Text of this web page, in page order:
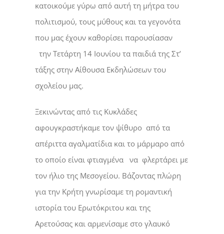
κατοικούμε γύρω από αυτή τη μήτρα του
πολιτισμού, τους μύθους και τα γεγονότα
που μας έχουν καθορίσει παρουσίασαν
την Τετάρτη 14 Ιουνίου τα παιδιά της Στ’
τάξης στην Αίθουσα Εκδηλώσεων του
σχολείου μας.
Ξεκινώντας από τις Κυκλάδες
αφουγκραστήκαμε τον ψίθυρο από τα
απέριττα αγαλματίδια και το μάρμαρο από
το οποίο είναι φτιαγμένα να φλερτάρει με
τον ήλιο της Μεσογείου. Βάζοντας πλώρη
για την Κρήτη γνωρίσαμε τη ρομαντική
ιστορία του Ερωτόκριτου και της
Αρετούσας και αρμενίσαμε στο γλαυκό